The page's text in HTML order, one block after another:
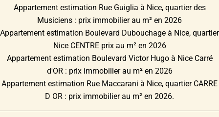
Appartement estimation Rue Guiglia à Nice, quartier des
Musiciens : prix immobilier au m² en 2026
Appartement estimation Boulevard Dubouchage à Nice, quartier
Nice CENTRE prix au m² en 2026
Appartement estimation Boulevard Victor Hugo à Nice Carré
d'OR : prix immobilier au m² en 2026
Appartement estimation Rue Maccarani à Nice, quartier CARRE
D OR : prix immobilier au m² en 2026.